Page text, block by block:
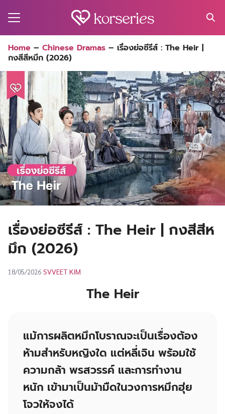
for:
Home – Chinese Dramas – เรื่องย่อซีรีส์ : The Heir |
กงสีสีหมึก (2026)
เรื่องย่อซีรีส์ : The Heir | กงสีสีห
มึก (2026)
18/05/2026 SVVEET KIM
The Heir
แม้การผลิตหมึกโบราณจะเป็นเรื่องต้อง
ห้ามสำหรับหญิงใด แต่หลี่เจิน พร้อมใช้
ความกล้า พรสวรรค์ และการทำงาน
หนัก เข้ามาเป็นม้ามืดในวงการหมึกฮุ่ย
โจวให้จงได้